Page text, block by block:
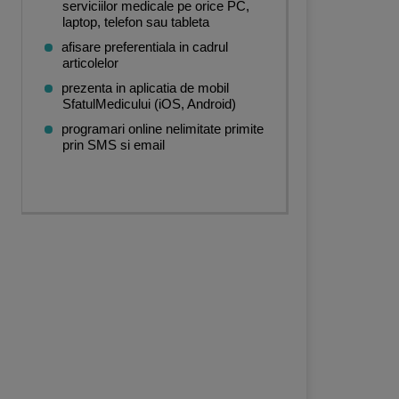
serviciilor medicale pe orice PC,
laptop, telefon sau tableta
afisare preferentiala in cadrul
articolelor
prezenta in aplicatia de mobil
SfatulMedicului (iOS, Android)
programari online nelimitate primite
prin SMS si email